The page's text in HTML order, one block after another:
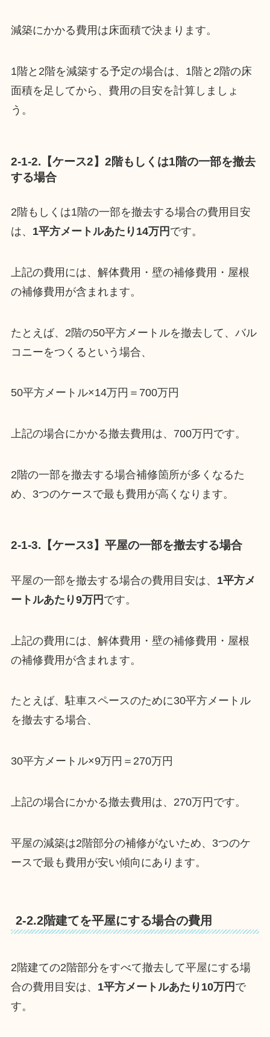
減築にかかる費用は床面積で決まります。
1階と2階を減築する予定の場合は、1階と2階の床
面積を足してから、費用の目安を計算しましょ
う。
2-1-2.【ケース2】2階もしくは1階の一部を撤去
する場合
2階もしくは1階の一部を撤去する場合の費用目安
は、 1平方メートルあたり14万円 です。
上記の費用には、解体費用・壁の補修費用・屋根
の補修費用が含まれます。
たとえば、2階の50平方メートルを撤去して、バル
コニーをつくるという場合、
50平方メートル×14万円＝700万円
上記の場合にかかる撤去費用は、700万円です。
2階の一部を撤去する場合補修箇所が多くなるた
め、3つのケースで最も費用が高くなります。
2-1-3.【ケース3】平屋の一部を撤去する場合
平屋の一部を撤去する場合の費用目安は、 1平方メ
ートルあたり9万円 です。
上記の費用には、解体費用・壁の補修費用・屋根
の補修費用が含まれます。
たとえば、駐車スペースのために30平方メートル
を撤去する場合、
30平方メートル×9万円＝270万円
上記の場合にかかる撤去費用は、270万円です。
平屋の減築は2階部分の補修がないため、3つのケ
ースで最も費用が安い傾向にあります。
2-2.2階建てを平屋にする場合の費用
2階建ての2階部分をすべて撤去して平屋にする場
合の費用目安は、 1平方メートルあたり10万円 で
す。